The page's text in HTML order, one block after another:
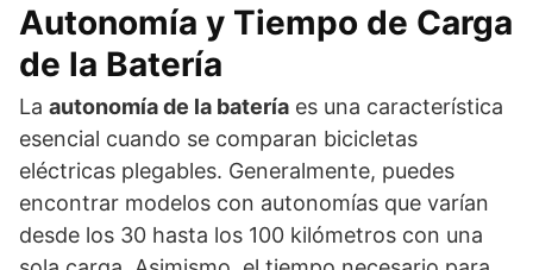
Autonomía y Tiempo de Carga
de la Batería
La autonomía de la batería es una característica
esencial cuando se comparan bicicletas
eléctricas plegables. Generalmente, puedes
encontrar modelos con autonomías que varían
desde los 30 hasta los 100 kilómetros con una